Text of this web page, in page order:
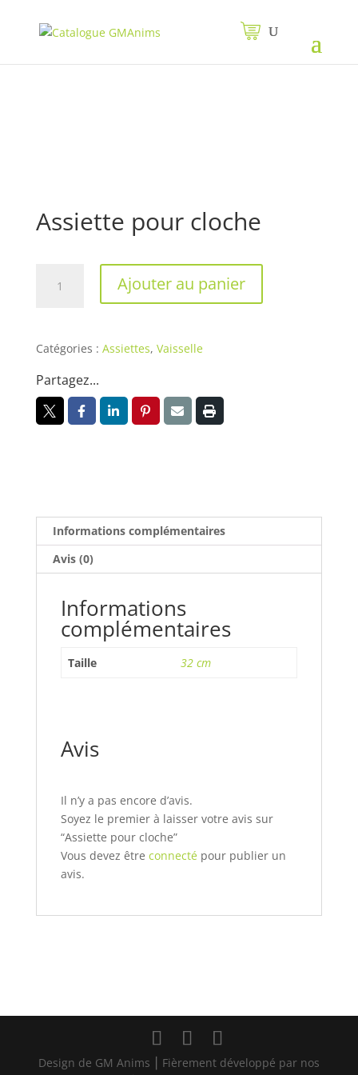
Assiette pour cloche
cloche
Ajouter au panier
Catégories : Assiettes, Vaisselle
Partagez...
Informations complémentaires
Avis (0)
Informations
complémentaires
Taille 32 cm
Avis
Il n’y a pas encore d’avis.
Soyez le premier à laisser votre avis sur
“Assiette pour cloche”
Vous devez être connectépour publier un
avis.
Design de GM Anims ⎮ Fièrement développé par nos